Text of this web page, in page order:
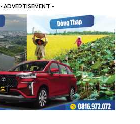
- ADVERTISEMENT -